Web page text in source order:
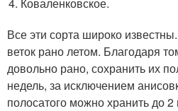
Все эти сорта широко
веток рано летом. Благодаря
довольно рано, сохранить их
недель, за исключением
полосатого можно хранить до